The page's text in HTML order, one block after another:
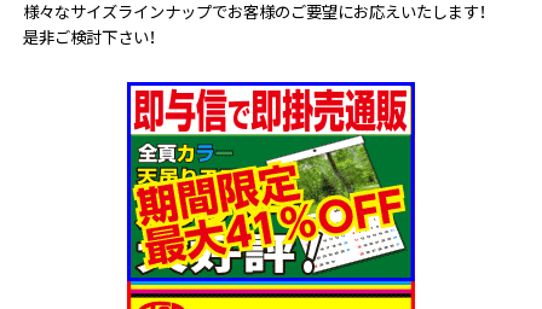
様々なサイズラインナップでお客様のご要望にお応えいたします！
是非ご検討下さい！